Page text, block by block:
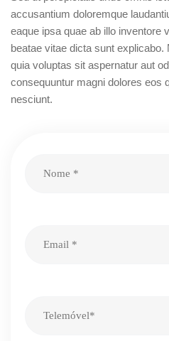
accusantium doloremque
eaque ipsa quae ab illo inventore
beatae vitae dicta sunt
quia voluptas sit aspernatur aut
consequuntur magni dolores eos
nesciunt.